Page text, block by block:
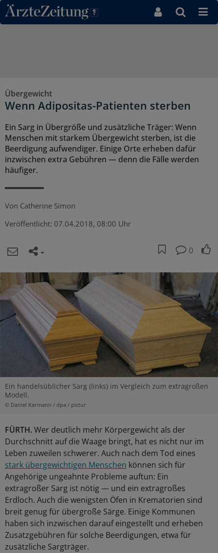
Direkt zum Inhaltsbereich
Übergewicht
Wenn Adipositas-Patienten sterben
Ein Sarg in Übergröße und zusätzliche Träger: Wenn
Menschen mit starkem Übergewicht sterben, ist die
Beerdigung aufwendiger. Einige Orte erheben dafür
inzwischen extra Gebühren — denn die Fälle werden
häufiger.
Von Catherine Simon
Veröffentlicht: 07.04.2018, 08:00 Uhr
0
Ein handelsüblicher Sarg (links) im Vergleich zum extragroßen
Modell.
© Daniel Karmann / dpa / pictur
FÜRTH.Wer deutlich mehr Körpergewicht als der
Durchschnitt auf die Waage bringt, hat es nicht nur im
Leben zuweilen schwerer. Auch nach dem Tod eines
stark übergewichtigen Menschen können sich für
Angehörige ungeahnte Probleme auftun: Ein
extragroßer Sarg ist nötig — und ein extragroßes
Erdloch. Auch die wenigsten Öfen in Krematorien sind
breit genug für übergroße Särge. Einige Kommunen
haben sich inzwischen darauf eingestellt und erheben
Zusatzgebühren für solche Beerdigungen, etwa für
zusätzliche Sargträger.